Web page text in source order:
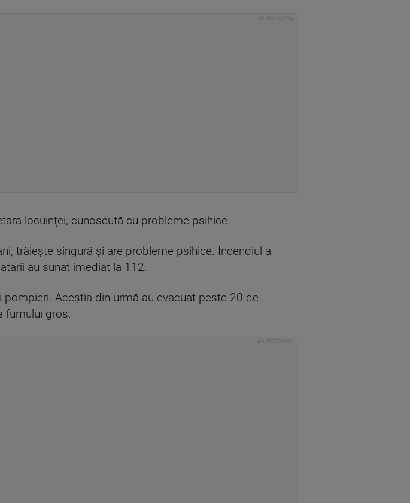
locuinţei, cunoscută cu probleme psihice.
trăieşte singură şi are probleme psihice. Incendiul a
au sunat imediat la 112.
Aceştia din urmă au evacuat peste 20 de
fumului gros.